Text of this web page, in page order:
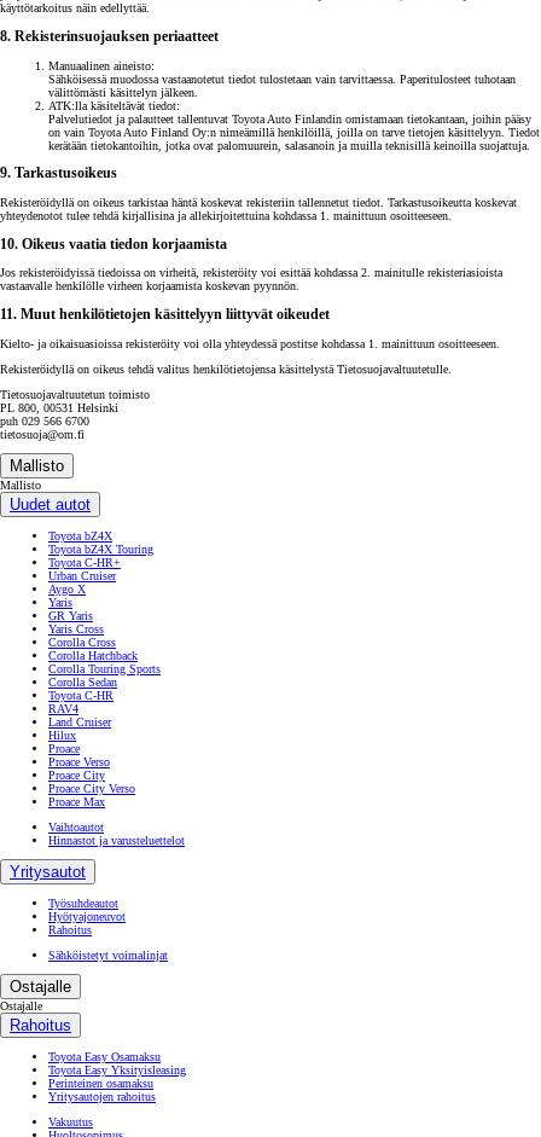
käyttötarkoitus näin edellyttää.
8. Rekisterinsuojauksen periaatteet
Manuaalinen aineisto:
Sähköisessä muodossa vastaanotetut tiedot tulostetaan vain tarvittaessa. Paperitulosteet tuhotaan
välittömästi käsittelyn jälkeen.
ATK:lla käsiteltävät tiedot:
Palvelutiedot ja palautteet tallentuvat Toyota Auto Finlandin omistamaan tietokantaan, joihin pääsy
on vain Toyota Auto Finland Oy:n nimeämillä henkilöillä, joilla on tarve tietojen käsittelyyn. Tiedot
kerätään tietokantoihin, jotka ovat palomuurein, salasanoin ja muilla teknisillä keinoilla suojattuja.
9. Tarkastusoikeus
Rekisteröidyllä on oikeus tarkistaa häntä koskevat rekisteriin tallennetut tiedot. Tarkastusoikeutta koskevat
yhteydenotot tulee tehdä kirjallisina ja allekirjoitettuina kohdassa 1. mainittuun osoitteeseen.
10. Oikeus vaatia tiedon korjaamista
Jos rekisteröidyissä tiedoissa on virheitä, rekisteröity voi esittää kohdassa 2. mainitulle rekisteriasioista
vastaavalle henkilölle virheen korjaamista koskevan pyynnön.
11. Muut henkilötietojen käsittelyyn liittyvät oikeudet
Kielto- ja oikaisuasioissa rekisteröity voi olla yhteydessä postitse kohdassa 1. mainittuun osoitteeseen.
Rekisteröidyllä on oikeus tehdä valitus henkilötietojensa käsittelystä Tietosuojavaltuutetulle.
Tietosuojavaltuutetun toimisto
PL 800, 00531 Helsinki
puh 029 566 6700
tietosuoja@om.fi
Mallisto
Mallisto
Uudet autot
Toyota bZ4X
Toyota bZ4X Touring
Toyota C-HR+
Urban Cruiser
Aygo X
Yaris
GR Yaris
Yaris Cross
Corolla Cross
Corolla Hatchback
Corolla Touring Sports
Corolla Sedan
Toyota C-HR
RAV4
Land Cruiser
Hilux
Proace
Proace Verso
Proace City
Proace City Verso
Proace Max
Vaihtoautot
Hinnastot ja varusteluettelot
Yritysautot
Työsuhdeautot
Hyötyajoneuvot
Rahoitus
Sähköistetyt voimalinjat
Ostajalle
Ostajalle
Rahoitus
Toyota Easy Osamaksu
Toyota Easy Yksityisleasing
Perinteinen osamaksu
Yritysautojen rahoitus
Vakuutus